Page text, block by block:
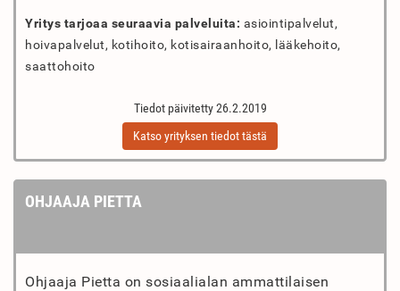
Yritys tarjoaa seuraavia palveluita: asiointipalvelut,
hoivapalvelut, kotihoito, kotisairaanhoito, lääkehoito,
saattohoito
Tiedot päivitetty 26.2.2019
Katso yrityksen tiedot tästä
OHJAAJA PIETTA
Ohjaaja Pietta on sosiaalialan ammattilaisen